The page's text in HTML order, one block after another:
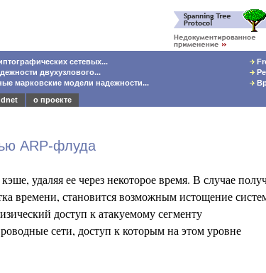
сетевых...
двухузлового...
марковские модели надежности...
dnet
о проекте
ARP-флуда
удаляя ее через некоторое время. В случае
времени, становится возможным истощение
доступ к атакуемому сегменту
сети, доступ к которым на этом уровне